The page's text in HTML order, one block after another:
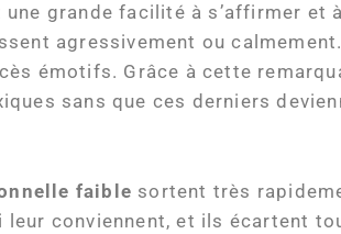
grande facilité à s’affirmer et
agressivement ou
émotifs. Grâce à cette
sans que ces derniers
faible sortent très
leur conviennent, et ils écartent